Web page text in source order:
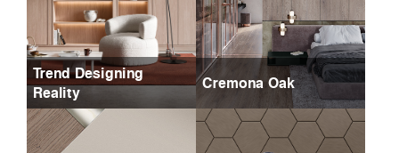
Trend Designing
Reality
Cremona Oak